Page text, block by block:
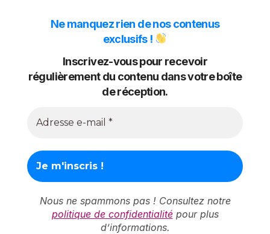
Ne manquez rien de nos contenus
exclusifs !
Inscrivez-vous pour recevoir
régulièrement du contenu dans votre boîte
de réception.
Nous ne spammons pas ! Consultez notre
politique de confidentialitépour plus
d’informations.